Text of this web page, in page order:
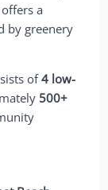
a
by greenery
of4 low-
500+